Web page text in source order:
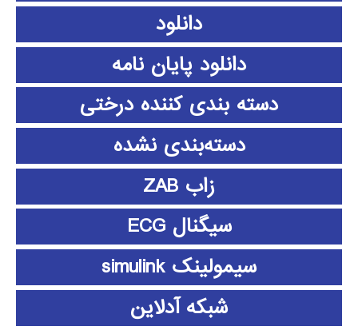
دانلود
دانلود پايان نامه
دسته بندی کننده درختی
دسته‌بندی نشده
زاب ZAB
سیگنال ECG
سیمولینک simulink
شبکه آدلاین